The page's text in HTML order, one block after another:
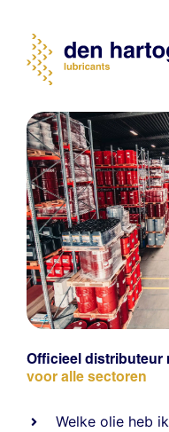
Officieel distributeur
voor alle sectoren
Welke olie heb